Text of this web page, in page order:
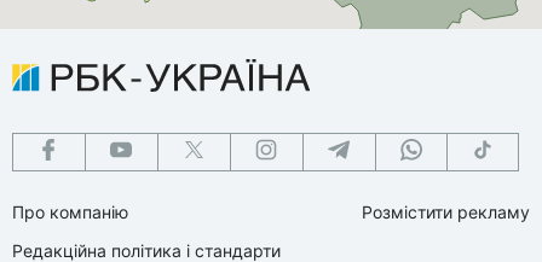
Про компанію
Редакційна політика і стандарти
Розмістити рекламу